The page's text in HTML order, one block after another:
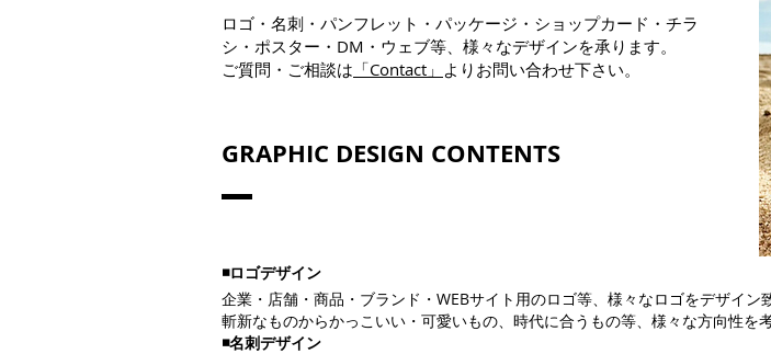
ロゴ・名刺・パンフレット・パッケージ・ショップカード・チラ
シ・ポスター・DM・ウェブ等、様々なデザインを承ります。
ご質問・ご相談は 「Contact」 よりお問い合わせ下さい。
GRAPHIC DESIGN CONTENTS
◾️ロゴデザイン
企業・店舗・商品・ブランド・WEBサイト用のロゴ等、様々なロゴをデザイン
斬新なものからかっこいい・可愛いもの、時代に合うもの等、様々な方向性を
◾️名刺デザイン